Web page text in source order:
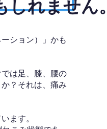
れません。
ション）」かも
は足、膝、腰の
？それは、痛み
ます。